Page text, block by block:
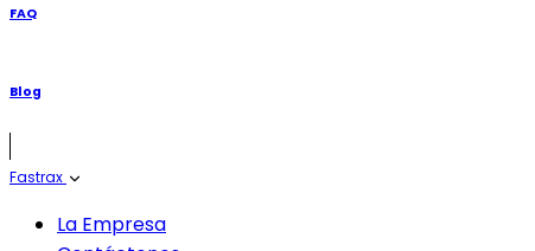
FAQ
Blog
Fastrax
La Empresa